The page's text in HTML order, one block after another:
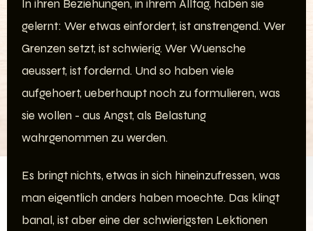
In ihren Beziehungen, in ihrem Alltag, haben sie
gelernt: Wer etwas einfordert, ist anstrengend. Wer
Grenzen setzt, ist schwierig. Wer Wuensche
aeussert, ist fordernd. Und so haben viele
aufgehoert, ueberhaupt noch zu formulieren, was
sie wollen - aus Angst, als Belastung
wahrgenommen zu werden.
Es bringt nichts, etwas in sich hineinzufressen, was
man eigentlich anders haben moechte. Das klingt
banal, ist aber eine der schwierigsten Lektionen